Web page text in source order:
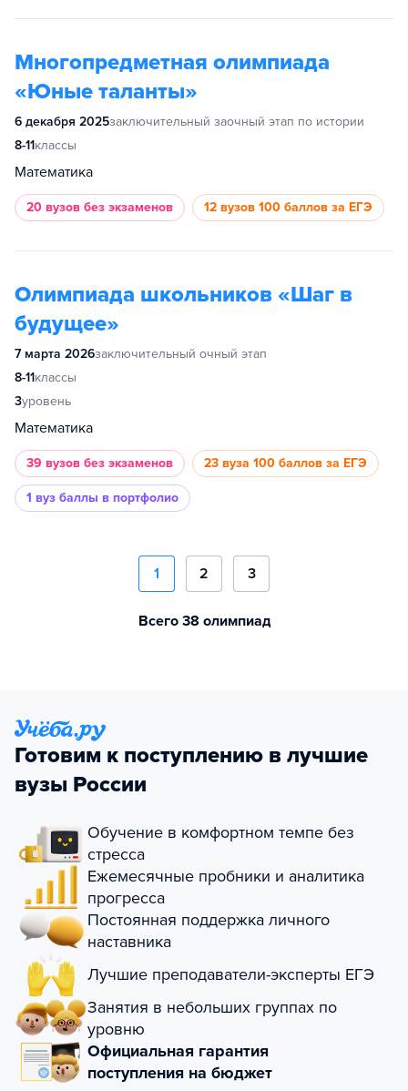
Многопредметная олимпиада
«Юные таланты»
6 декабря 2025заключительный заочный этап по истории
8-11классы
Математика
20 вузов без экзаменов 12 вузов 100 баллов за ЕГЭ
Олимпиада школьников «Шаг в
будущее»
7 марта 2026заключительный очный этап
8-11классы
3уровень
Математика
39 вузов без экзаменов 23 вуза 100 баллов за ЕГЭ
1 вуз баллы в портфолио
1 2 3
Всего 38 олимпиад
Готовим к поступлению в лучшие
вузы России
Обучение в комфортном темпе без
стресса
Ежемесячные пробники и аналитика
прогресса
Постоянная поддержка личного
наставника
Лучшие преподаватели-эксперты ЕГЭ
Занятия в небольших группах по
уровню
Официальная гарантия
поступления на бюджет